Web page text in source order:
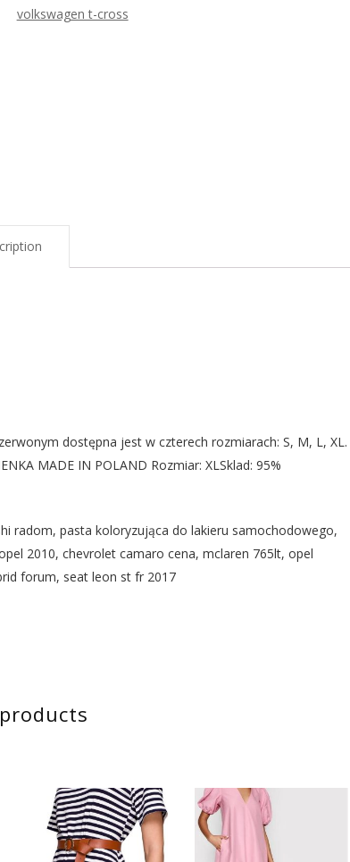
volkswagen t-cross
dostępna jest w czterech rozmiarach: S, M, L, XL.
MADE IN POLAND Rozmiar: XLSklad: 95%
radom, pasta koloryzująca do lakieru samochodowego,
2010, chevrolet camaro cena, mclaren 765lt, opel
forum, seat leon st fr 2017